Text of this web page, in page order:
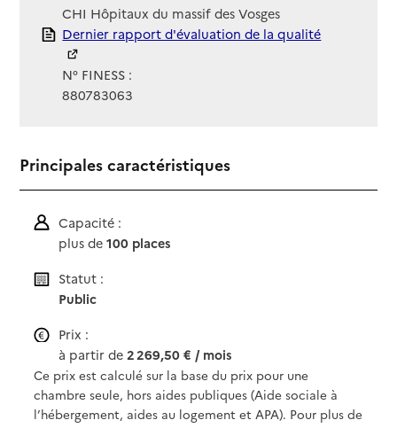
CHI Hôpitaux du massif des Vosges
Rapport HAS
Dernier rapport d'évaluation de la qualité
N° FINESS :
880783063
Principales caractéristiques
Capacité :
plus de100 places
Statut :
Public
Prix :
à partir de2 269,50 € / mois
Ce prix est calculé sur la base du prix pour une
chambre seule, hors aides publiques (Aide sociale à
l’hébergement, aides au logement et APA). Pour plus de